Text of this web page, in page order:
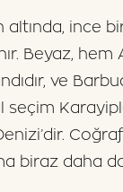
altında, ince
Beyaz, hem
ve
biraz daha